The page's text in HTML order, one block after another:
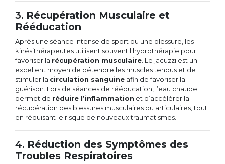
3. Récupération Musculaire et
Rééducation
Après une séance intense de sport ou une blessure, les
kinésithérapeutes utilisent souvent l'hydrothérapie pour
favoriser la récupération musculaire . Le jacuzzi est un
excellent moyen de détendre les muscles tendus et de
stimuler la circulation sanguine afin de favoriser la
guérison. Lors de séances de rééducation, l’eau chaude
permet de réduire l’inflammation et d’accélérer la
récupération des blessures musculaires ou articulaires, tout
en réduisant le risque de nouveaux traumatismes.
4. Réduction des Symptômes des
Troubles Respiratoires